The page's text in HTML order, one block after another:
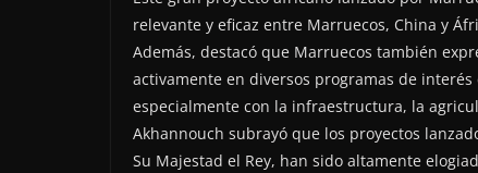
relevante y eficaz entre Marruecos, China y
Además, destacó que Marruecos también
activamente en diversos programas de
especialmente con la infraestructura, la
Akhannouch subrayó que los proyectos
Su Majestad el Rey, han sido altamente